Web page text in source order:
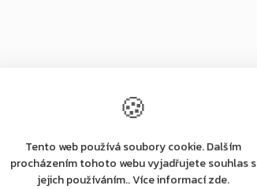
🍪
Tento web používá soubory cookie. Dalším
procházením tohoto webu vyjadřujete souhlas s
jejich používáním.. Více informací zde.
Na dotaz
+ další